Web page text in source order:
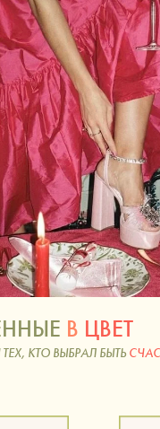
В ЦВЕТ
КТО ВЫБРАЛ БЫТЬ